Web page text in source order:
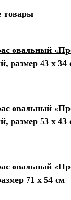
товары
овальный
размер 43 х 34
овальный
размер 53 х 43
овальный
71 х 54 см